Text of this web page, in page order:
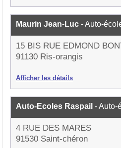
Maurin Jean-Luc - Auto-
15 BIS RUE EDMOND
91130 Ris-orangis
Afficher les détails
Auto-Ecoles Raspail - Auto-
4 RUE DES MARES
91530 Saint-chéron